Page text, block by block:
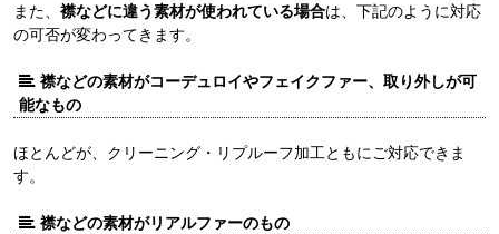
また、 襟などに違う素材が使われている場合は、下記のように対応
の可否が変わってきます。
襟などの素材がコーデュロイやフェイクファー、取り外しが可
能なもの
ほとんどが、クリーニング・リプルーフ加工ともにご対応できま
す。
襟などの素材がリアルファーのもの